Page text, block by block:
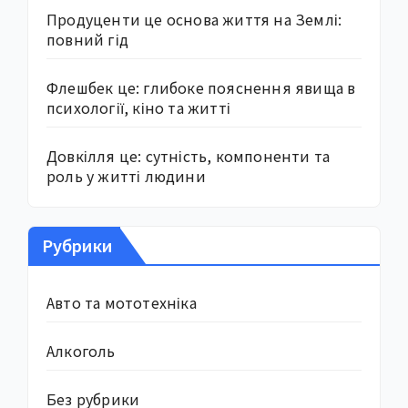
Продуценти це основа життя на Землі:
повний гід
Флешбек це: глибоке пояснення явища в
психології, кіно та житті
Довкілля це: сутність, компоненти та
роль у житті людини
Рубрики
Авто та мототехніка
Алкоголь
Без рубрики